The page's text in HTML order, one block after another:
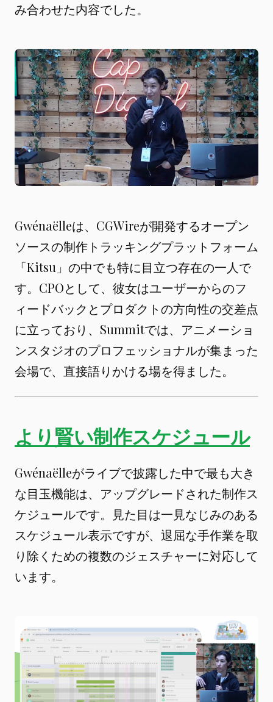
み合わせた内容でした。
Gwénaëlleは、CGWireが開発するオープン
ソースの制作トラッキングプラットフォーム
「Kitsu」の中でも特に目立つ存在の一人で
す。CPOとして、彼女はユーザーからのフ
ィードバックとプロダクトの方向性の交差点
に立っており、Summitでは、アニメーショ
ンスタジオのプロフェッショナルが集まった
会場で、直接語りかける場を得ました。
より賢い制作スケジュール
Gwénaëlleがライブで披露した中で最も大き
な目玉機能は、アップグレードされた制作ス
ケジュールです。見た目は一見なじみのある
スケジュール表示ですが、退屈な手作業を取
り除くための複数のジェスチャーに対応して
います。